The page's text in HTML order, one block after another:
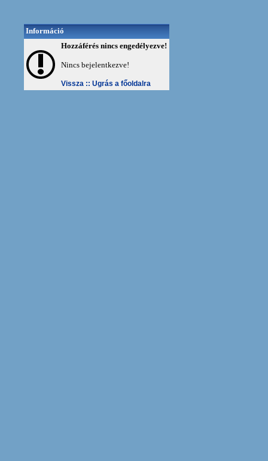
Információ
Hozzáférés nincs engedélyezve!
Nincs bejelentkezve!
Vissza :: Ugrás a főoldalra